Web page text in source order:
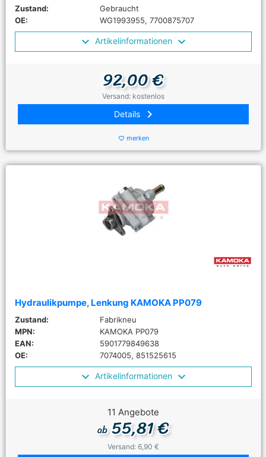
Zustand:
Gebraucht
OE:
WG1993955, 7700875707
Artikelinformationen
92,00 €
Versand: kostenlos
Details keyboard_arrow_right
favorite_border merken
Hydraulikpumpe, Lenkung KAMOKA PP079
Zustand:
Fabrikneu
MPN:
KAMOKA PP079
EAN:
5901779849638
OE:
7074005, 851525615
Artikelinformationen
11 Angebote
ab55,81 €
Versand: 6,90 €